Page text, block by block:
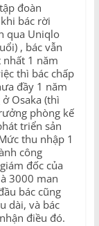
đoàn
bác rời
qua Uniqlo
, bác vẫn
1 năm
thì bác chấp
đầy 1 năm
Osaka (thì
phòng kế
triển sản
thu nhập 1
công
đốc của
3000 man
bác cũng
dài, và bác
điều đó.